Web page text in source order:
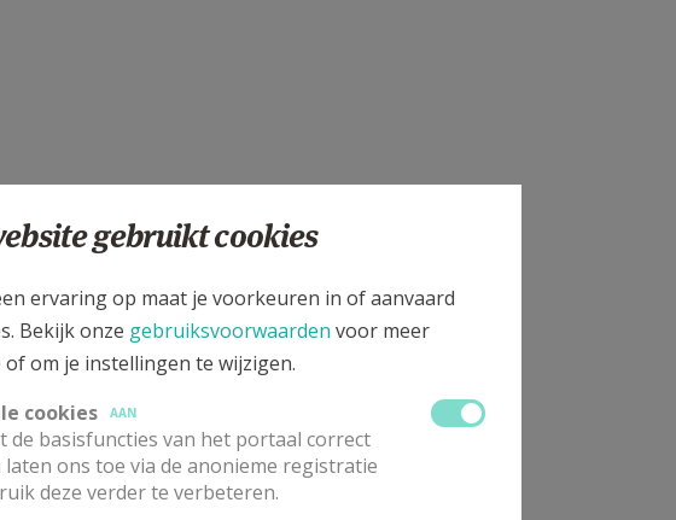
gebruikt cookies
ervaring op maat je voorkeuren in of aanvaard
Bekijk onze gebruiksvoorwaarden voor meer
om je instellingen te wijzigen.
cookies
AAN
de basisfuncties van het portaal correct
ons toe via de anonieme registratie
deze verder te verbeteren.